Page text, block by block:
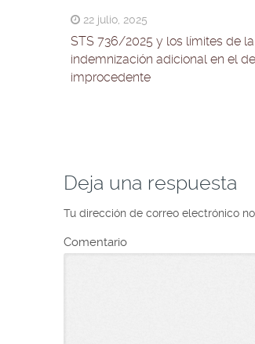
22 julio, 2025
STS 736/2025 y los límites de la
indemnización adicional en el
improcedente
Deja una respuesta
Tu dirección de correo electrónico
Comentario